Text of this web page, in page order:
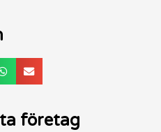
företag